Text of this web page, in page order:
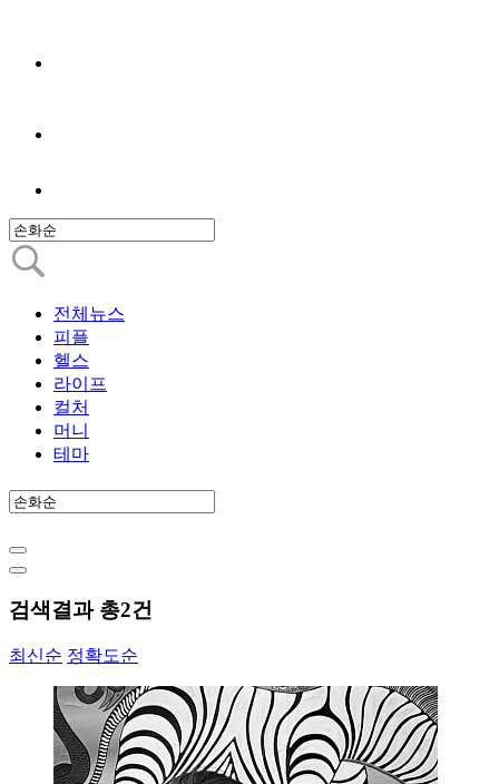
전체뉴스
피플
헬스
라이프
컬처
머니
테마
검색결과 총2건
최신순 정확도순